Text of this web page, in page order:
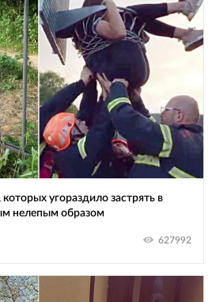
угораздило застрять в
нелепым образом
627992